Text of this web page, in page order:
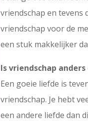
vriendschap en tevens
vriendschap voor de
een stuk makkelijker
Is vriendschap
Een goeie liefde is
vriendschap. Je hebt
een andere liefde dan